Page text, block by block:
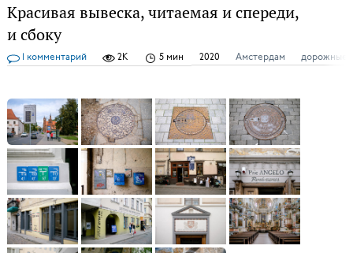
Красивая вывеска, читаемая и спереди,
и сбоку
1 комментарий 2K 5 мин 2020 Амстердам дорожные